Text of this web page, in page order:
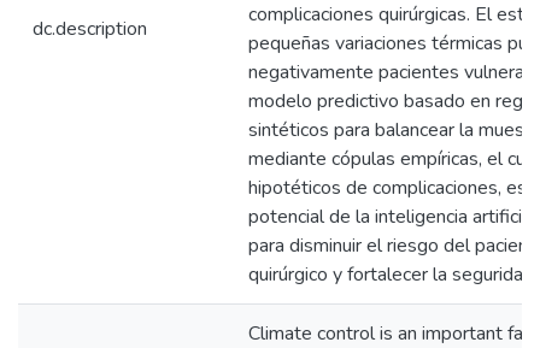
dc.description
complicaciones quirúrgicas. El
pequeñas variaciones térmicas
negativamente pacientes
modelo predictivo basado en
sintéticos para balancear la
mediante cópulas empíricas, el
hipotéticos de complicaciones,
potencial de la inteligencia
para disminuir el riesgo del
quirúrgico y fortalecer la
Climate control is an important